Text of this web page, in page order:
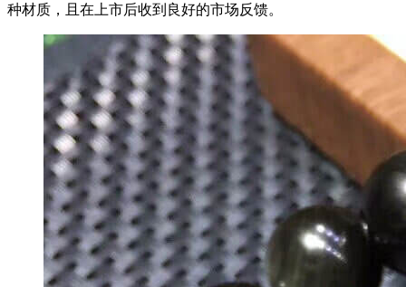
种材质，且在上市后收到良好的市场反馈。